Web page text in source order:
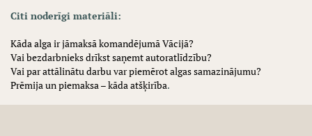
Citi noderīgi materiāli:
Kāda alga ir jāmaksā komandējumā Vācijā?
Vai bezdarbnieks drīkst saņemt autoratlīdzību?
Vai par attālinātu darbu var piemērot algas samazinājumu?
Prēmija un piemaksa – kāda atšķirība.